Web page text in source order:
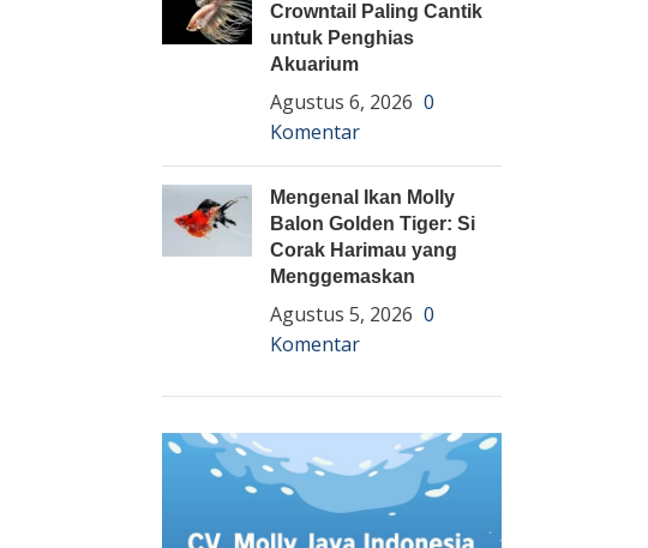
Crowntail Paling Cantik
untuk Penghias
Akuarium
Agustus 6, 2026 0
Komentar
Mengenal Ikan Molly
Balon Golden Tiger: Si
Corak Harimau yang
Menggemaskan
Agustus 5, 2026 0
Komentar